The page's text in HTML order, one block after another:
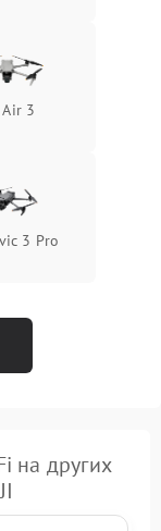
Air 3
3 Pro
на других